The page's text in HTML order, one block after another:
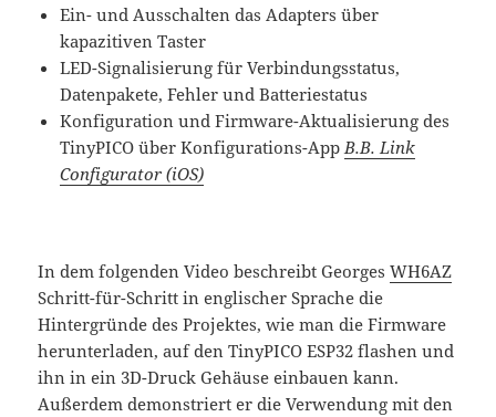
Ein- und Ausschalten das Adapters über
kapazitiven Taster
LED-Signalisierung für Verbindungsstatus,
Datenpakete, Fehler und Batteriestatus
Konfiguration und Firmware-Aktualisierung des
TinyPICO über Konfigurations-App B.B. Link
Configurator (iOS)
In dem folgenden Video beschreibt GeorgesWH6AZ
Schritt-für-Schritt in englischer Sprache die
Hintergründe des Projektes, wie man die Firmware
herunterladen, auf den TinyPICO ESP32 flashen und
ihn in ein 3D-Druck Gehäuse einbauen kann.
Außerdem demonstriert er die Verwendung mit den